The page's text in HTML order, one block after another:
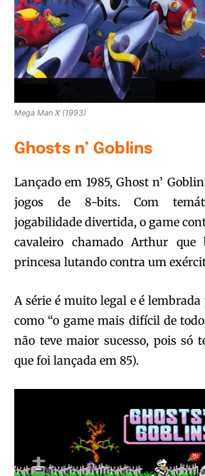
Mega Man X (1993)
Ghosts n’ Goblins
Lançado em 1985, Ghost n’
jogos de 8-bits. Com
jogabilidade divertida, o game
cavaleiro chamado Arthur que
princesa lutando contra um
A série é muito legal e é lembrada
como “o game mais difícil de
não teve maior sucesso, pois só
que foi lançada em 85).